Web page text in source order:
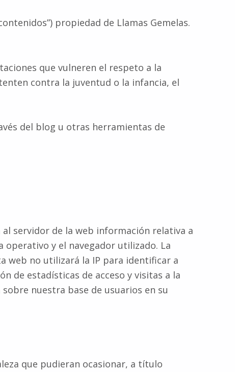
propiedad de Llamas Gemelas.
que vulneren el respeto a la
contra la juventud o la infancia, el
del blog u otras herramientas de
servidor de la web información relativa a
operativo y el navegador utilizado. La
web no utilizará la IP para identificar a
de estadísticas de acceso y visitas a la
nuestra base de usuarios en su
que pudieran ocasionar, a título